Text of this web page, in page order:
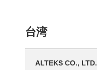
台湾
ALTEKS CO., LTD.